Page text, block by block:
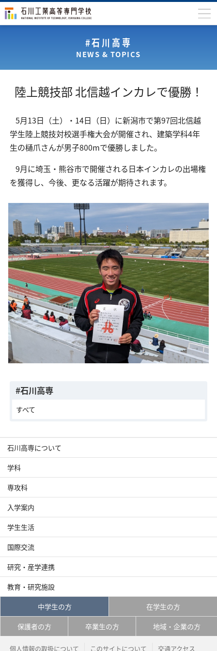
入学案内
学生生活
国際交流
研究・産学連携
教育・研究施設
卒業生の方 地域・企業の方
交通アクセス お問い合わせ
#石川高専
NEWS & TOPICS
​陸上競技部 北信越インカレで優勝！
5月13日（土）・14日（日）に新潟市で第97回北信越
学生陸上競技対校選手権大会が開催され、建築学科4年
生の樋爪さんが男子800mで優勝しました。
9月に埼玉・熊谷市で開催される日本インカレの出場権
を獲得し、今後、更なる活躍が期待されます。
#石川高専
すべて
石川高専について
学科
専攻科
入学案内
学生生活
国際交流
研究・産学連携
教育・研究施設
中学生の方 在学生の方
保護者の方 卒業生の方 地域・企業の方
個人情報の取扱について このサイトについて 交通アクセス